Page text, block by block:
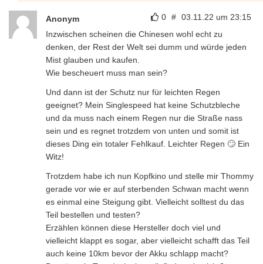
0 # 03.11.22 um 23:15
Anonym
Inzwischen scheinen die Chinesen wohl echt zu
denken, der Rest der Welt sei dumm und würde jeden
Mist glauben und kaufen.
Wie bescheuert muss man sein?
Und dann ist der Schutz nur für leichten Regen
geeignet? Mein Singlespeed hat keine Schutzbleche
und da muss nach einem Regen nur die Straße nass
sein und es regnet trotzdem von unten und somit ist
dieses Ding ein totaler Fehlkauf. Leichter Regen 🙄 Ein
Witz!
Trotzdem habe ich nun Kopfkino und stelle mir Thommy
gerade vor wie er auf sterbenden Schwan macht wenn
es einmal eine Steigung gibt. Vielleicht solltest du das
Teil bestellen und testen?
Erzählen können diese Hersteller doch viel und
vielleicht klappt es sogar, aber vielleicht schafft das Teil
auch keine 10km bevor der Akku schlapp macht?